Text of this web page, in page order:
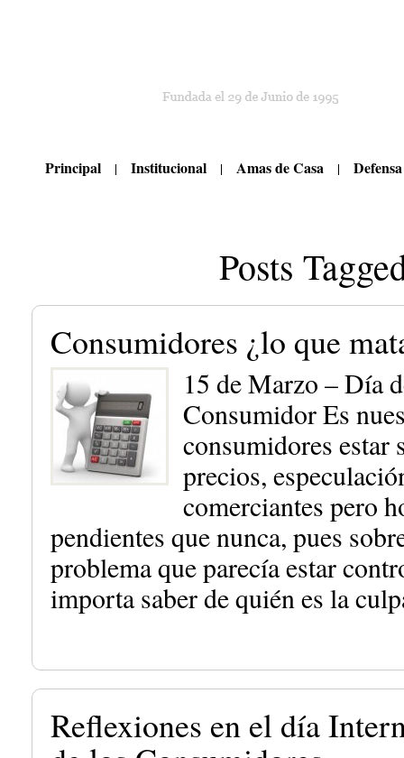
Principal Institucional Amas de Casa
Posts
Consumidores ¿lo que
15 de Marzo – Día
Consumidor Es
consumidores estar
precios,
comerciantes pero
pendientes que nunca, pues
problema que parecía estar
importa saber de quién es la
Reflexiones en el día